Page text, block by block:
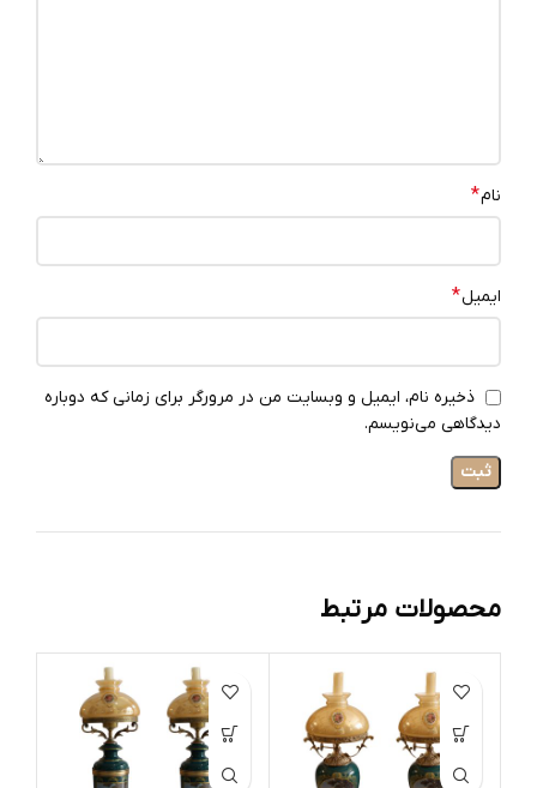
نام*
ایمیل*
ذخیره نام، ایمیل و وبسایت من در مرورگر برای زمانی که دوباره
دیدگاهی می‌نویسم.
محصولات مرتبط